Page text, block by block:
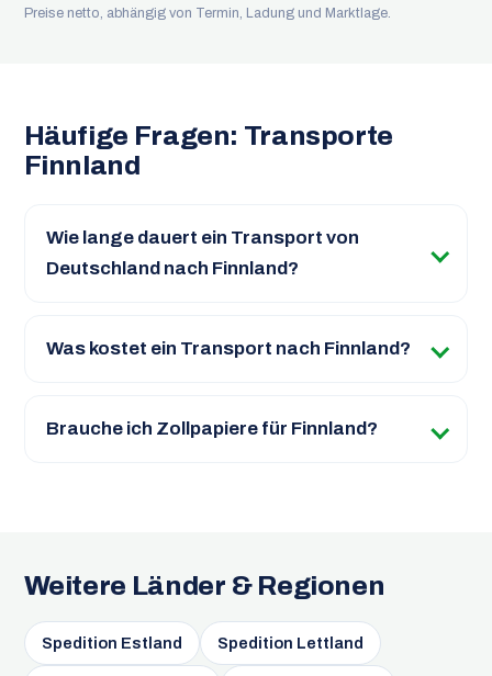
Preise netto, abhängig von Termin, Ladung und Marktlage.
Häufige Fragen: Transporte
Finnland
Wie lange dauert ein Transport von
Deutschland nach Finnland?
Was kostet ein Transport nach Finnland?
Brauche ich Zollpapiere für Finnland?
Weitere Länder & Regionen
Spedition Estland Spedition Lettland